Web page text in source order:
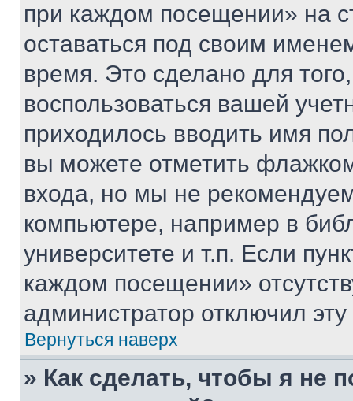
при каждом посещении» на
оставаться под своим
время. Это сделано для
воспользоваться вашей
приходилось вводить имя
вы можете отметить
входа, но мы не
компьютере, например в
университете и т.п. Если
каждом посещении»
администратор отключил
Вернуться наверх
» Как сделать, чтобы я не